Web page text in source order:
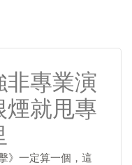
專業演
就甩專
》一定算一個，這